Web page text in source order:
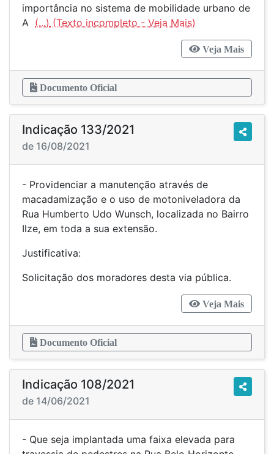
importância no sistema de mobilidade urbano de
A (...)
Veja Mais
Documento Oficial
Indicação 133/2021
de 16/08/2021
- Providenciar a manutenção através de
macadamização e o uso de motoniveladora da
Rua Humberto Udo Wunsch, localizada no Bairro
Ilze, em toda a sua extensão.
Justificativa:
Solicitação dos moradores desta via pública.
Veja Mais
Documento Oficial
Indicação 108/2021
de 14/06/2021
- Que seja implantada uma faixa elevada para